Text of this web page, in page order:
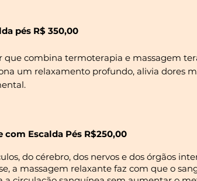
pés R$ 350,00
combina termoterapia e massagem
um relaxamento profundo, alivia dores
Escalda Pés R$250,00
do cérebro, dos nervos e dos órgãos
a massagem relaxante faz com que o